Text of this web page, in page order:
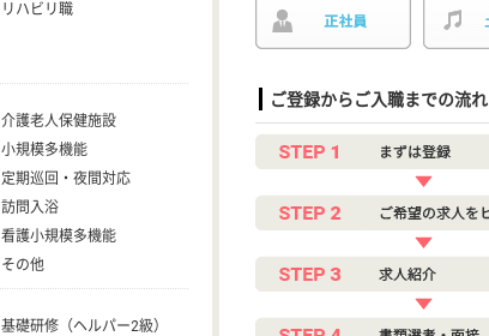
リハビリ職
介護老人保健施設
小規模多機能
定期巡回・夜間対応
訪問入浴
看護小規模多機能
その他
基礎研修（ヘルパー2級）
ご登録からご入職までの流れ